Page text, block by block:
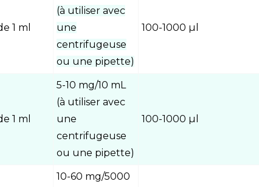
1 ml
(à utiliser avec
une
centrifugeuse
ou une pipette)
100-1000 µl
1 ml
5-10 mg/10 mL
(à utiliser avec
une
centrifugeuse
ou une pipette)
100-1000 µl
10-60 mg/5000